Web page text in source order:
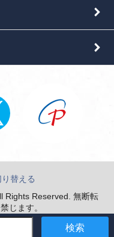
検索
替える
Reserved. 無断転
じます。